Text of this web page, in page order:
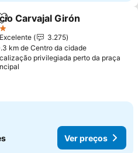
Adicionar aos favoritos
Carvajal Girón
Excelente
3.275
km de Centro da cidade
privilegiada perto da praça
Ver preços